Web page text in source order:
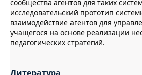
сообщества агентов для таких
исследовательский прототип
взаимодействие агентов для
учащегося на основе реализации
педагогических стратегий.